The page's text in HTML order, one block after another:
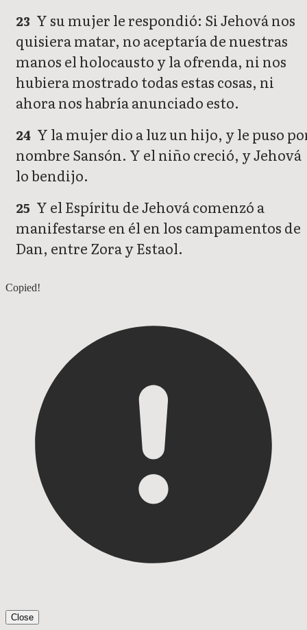
23 Y su mujer le respondió: Si Jehová nos
quisiera matar, no aceptaría de nuestras
manos el holocausto y la ofrenda, ni nos
hubiera mostrado todas estas cosas, ni
ahora nos habría anunciado esto.
24 Y la mujer dio a luz un hijo, y le puso
nombre Sansón. Y el niño creció, y Jehová
lo bendijo.
25 Y el Espíritu de Jehová comenzó a
manifestarse en él en los campamentos de
Dan, entre Zora y Estaol.
Jueces 12
Copied!
Close